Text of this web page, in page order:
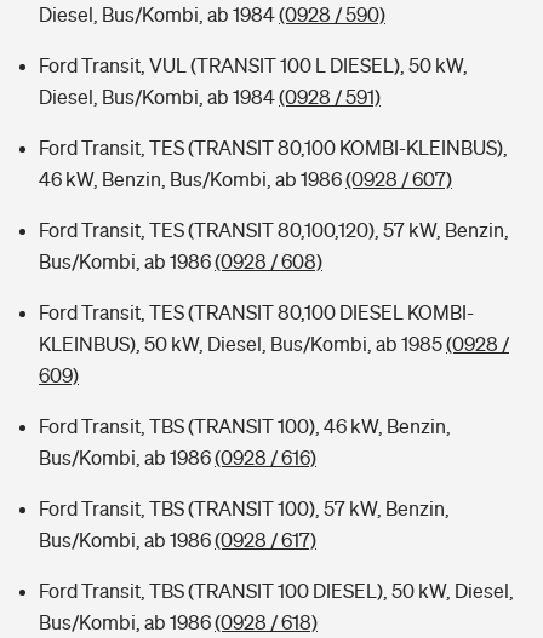
Diesel, Bus/Kombi, ab 1984(0928 / 590)
Ford Transit, VUL (TRANSIT 100 L DIESEL), 50 kW,
Diesel, Bus/Kombi, ab 1984(0928 / 591)
Ford Transit, TES (TRANSIT 80,100 KOMBI-KLEINBUS),
46 kW, Benzin, Bus/Kombi, ab 1986(0928 / 607)
Ford Transit, TES (TRANSIT 80,100,120), 57 kW, Benzin,
Bus/Kombi, ab 1986(0928 / 608)
Ford Transit, TES (TRANSIT 80,100 DIESEL KOMBI-
KLEINBUS), 50 kW, Diesel, Bus/Kombi, ab 1985(0928 /
609)
Ford Transit, TBS (TRANSIT 100), 46 kW, Benzin,
Bus/Kombi, ab 1986(0928 / 616)
Ford Transit, TBS (TRANSIT 100), 57 kW, Benzin,
Bus/Kombi, ab 1986(0928 / 617)
Ford Transit, TBS (TRANSIT 100 DIESEL), 50 kW, Diesel,
Bus/Kombi, ab 1986(0928 / 618)